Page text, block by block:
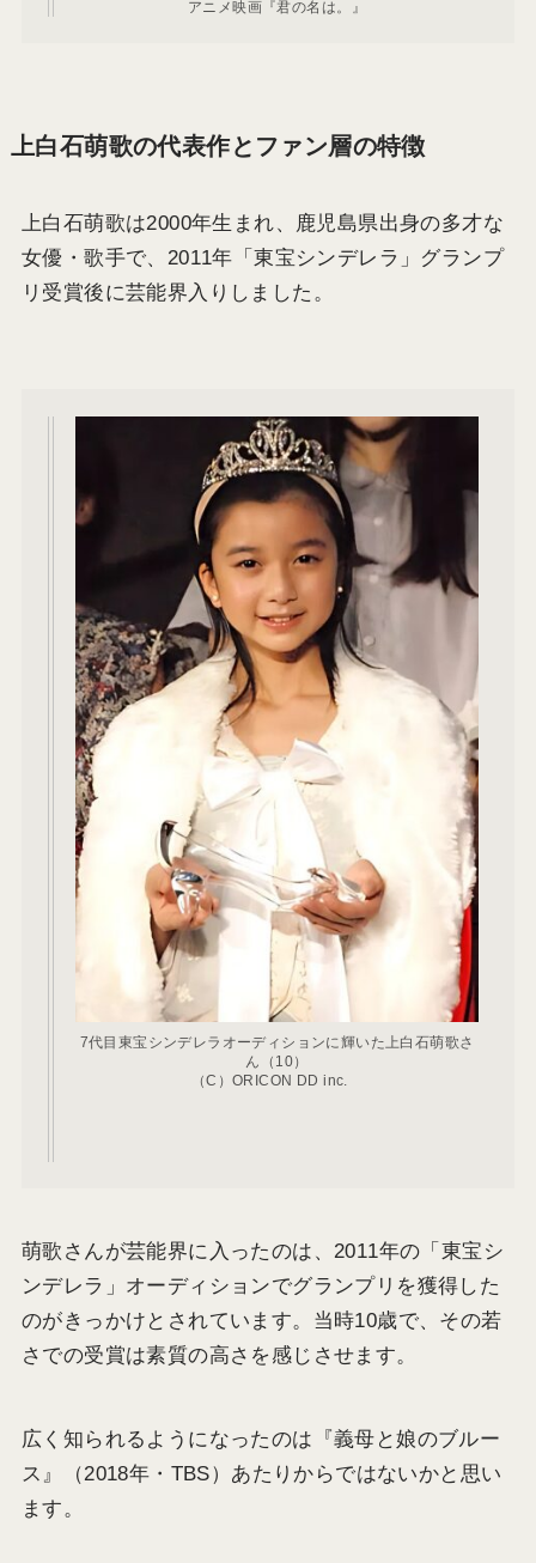
アニメ映画『君の名は。』
上白石萌歌の代表作とファン層の特徴
上白石萌歌は2000年生まれ、鹿児島県出身の多才な
女優・歌手で、2011年「東宝シンデレラ」グランプ
リ受賞後に芸能界入りしました。
7代目東宝シンデレラオーディションに輝いた上白石萌歌さ
ん（10）
（C）ORICON DD inc.
萌歌さんが芸能界に入ったのは、2011年の「東宝シ
ンデレラ」オーディションでグランプリを獲得した
のがきっかけとされています。当時10歳で、その若
さでの受賞は素質の高さを感じさせます。
広く知られるようになったのは『義母と娘のブルー
ス』（2018年・TBS）あたりからではないかと思い
ます。